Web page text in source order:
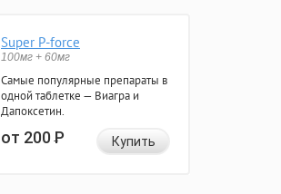
Super P-force
100мг + 60мг
Самые популярные препараты в
одной таблетке — Виагра и
Дапоксетин.
от 200Р Купить